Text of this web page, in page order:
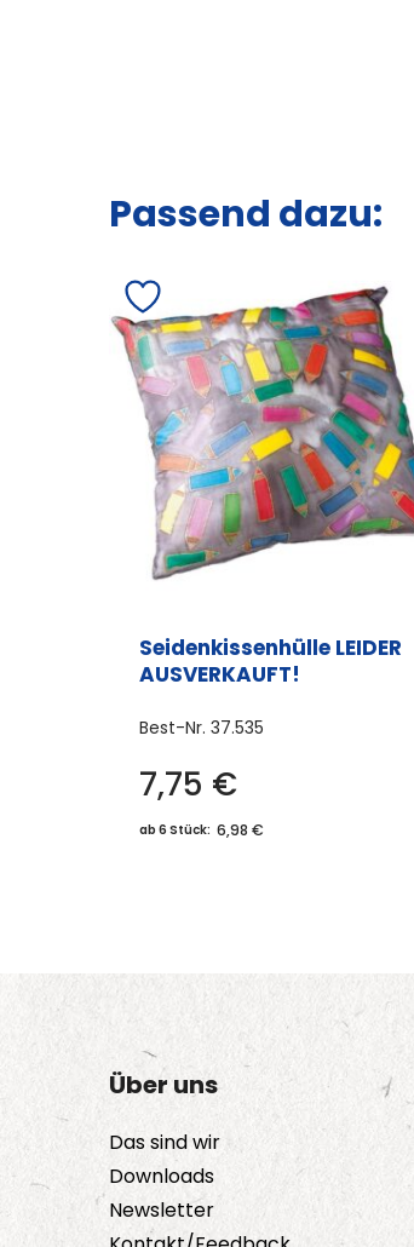
Passend dazu:
Seidenkissenhülle LEIDER
AUSVERKAUFT!
Best-Nr. 37.535
7,75 €
ab 6 Stück: 6,98 €
Über uns
Das sind wir
Downloads
Newsletter